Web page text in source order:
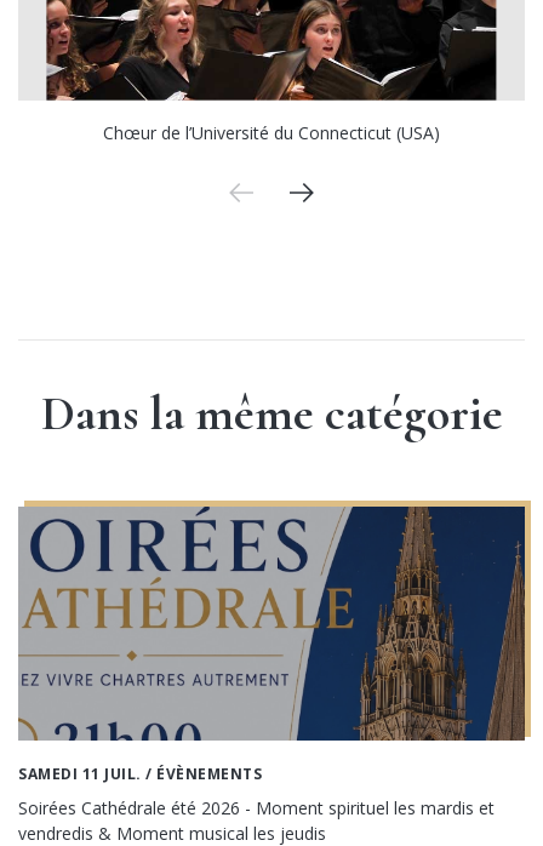
Chœur de l’Université du Connecticut (USA)
Dans la même catégorie
SAMEDI 11 JUIL. / ÉVÈNEMENTS
Soirées Cathédrale été 2026 - Moment spirituel les mardis et
vendredis & Moment musical les jeudis